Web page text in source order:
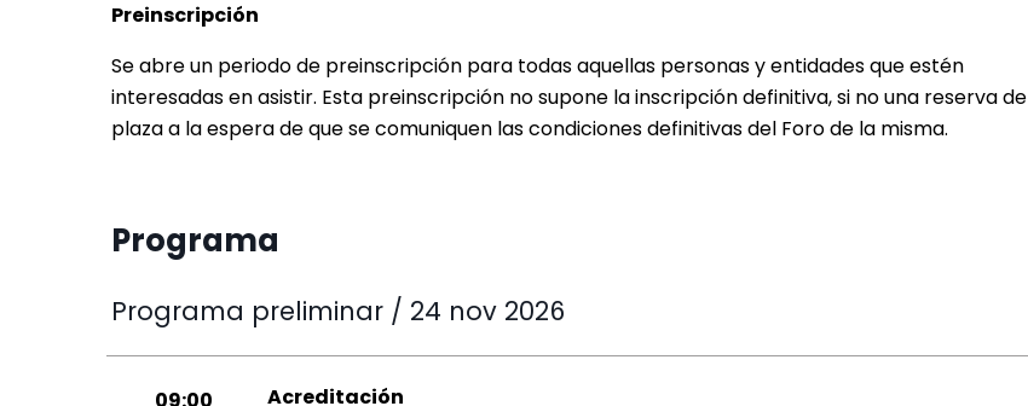
Preinscripción
Se abre un periodo de preinscripción para todas aquellas personas y entidades que estén
interesadas en asistir. Esta preinscripción no supone la inscripción definitiva, si no una reserva de
plaza a la espera de que se comuniquen las condiciones definitivas del Foro de la misma.
Programa
Programa preliminar / 24 nov 2026
09:00 Acreditación